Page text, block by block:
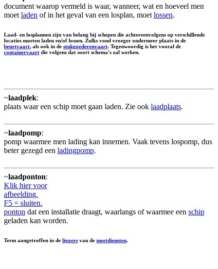
document waarop vermeld is waar, wanneer, wat en hoeveel men
moet laden of in het geval van een losplan, moet lossen.
Laad- en losplannen zijn van belang bij schepen die achtereenvolgens op verschillende
locaties moeten laden en/of lossen. Zulks vond vroeger ondermeer plaats in de
beurtvaart, als ook in de stukgoederenvaart. Tegenwoordig is het vooral de
containervaart die volgens dat soort schema's zal werken.
~laadplek:
plaats waar een schip moet gaan laden. Zie ook laadplaats.
~laadpomp:
pomp waarmee men lading kan innemen. Vaak tevens lospomp, dus
beter gezegd een ladingpomp.
~laadponton:
Klik hier voor
afbeelding.
F5 = sluiten.
ponton dat een installatie draagt, waarlangs of waarmee een schip
geladen kan worden.
Term aangetroffen in de liggers van de meetdiensten.